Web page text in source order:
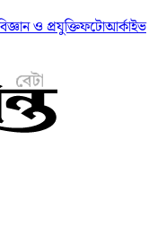
ও প্রযুক্তিফটোআর্কাইভ